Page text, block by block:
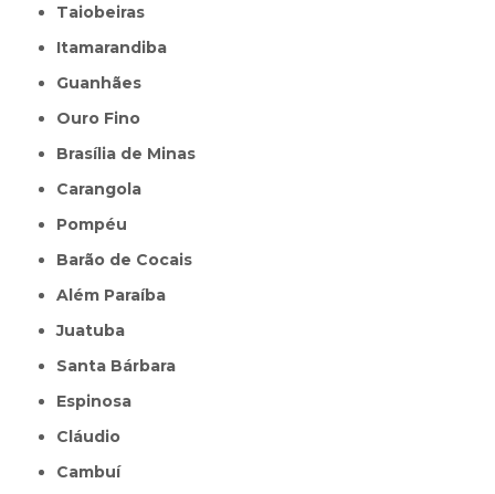
Taiobeiras
Itamarandiba
Guanhães
Ouro Fino
Brasília de Minas
Carangola
Pompéu
Barão de Cocais
Além Paraíba
Juatuba
Santa Bárbara
Espinosa
Cláudio
Cambuí